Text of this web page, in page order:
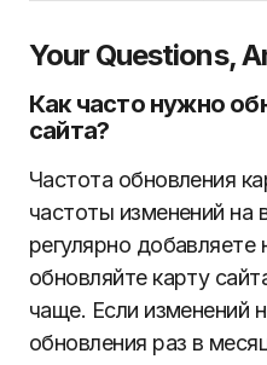
Your Questions,
Как часто нужно
сайта?
Частота обновления
частоты изменений на
регулярно добавляете
обновляйте карту
чаще. Если изменений
обновления раз в